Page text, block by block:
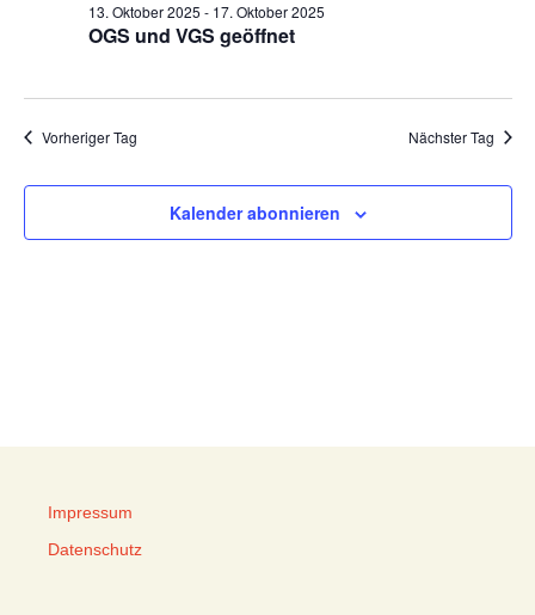
2025OGS und VGS geöffnet
13. Oktober 2025 - 17. Oktober 2025
Vorheriger Tag Nächster Tag
Kalender abonnieren
Impressum
Datenschutz